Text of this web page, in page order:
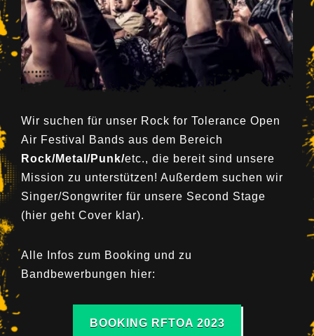
Wir suchen für unser Rock for Tolerance Open
Air Festival Bands aus dem Bereich
Rock/Metal/Punk/etc., die bereit sind unsere
Mission zu unterstützen! Außerdem suchen wir
Singer/Songwriter für unsere Second Stage
(hier geht Cover klar).
Alle Infos zum Booking und zu
Bandbewerbungen hier:
BOOKING RFTOA 2023